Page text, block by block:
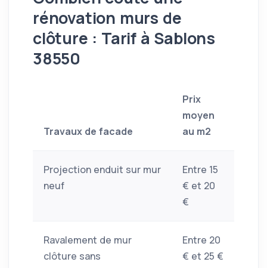
rénovation murs de
clôture : Tarif à Sablons
38550
Travaux de facade
Prix
moyen
au m2
Projection enduit sur mur
neuf
Entre 15
€ et 20
€
Ravalement de mur
clôture sans
Entre 20
€ et 25 €